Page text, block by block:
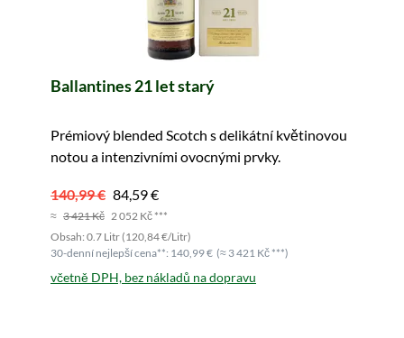
Ballantines 21 let starý
Prémiový blended Scotch s delikátní květinovou
notou a intenzivními ovocnými prvky.
140,99 € 84,59 €
≈ 3 421 Kč 2 052 Kč ***
Obsah: 0.7 Litr (120,84 €/Litr)
30-denní nejlepší cena**: 140,99 € (≈ 3 421 Kč ***)
včetně DPH, bez nákladů na dopravu